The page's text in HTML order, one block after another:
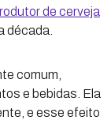
de cerveja
década.
comum,
e bebidas. Ela
e esse efeito